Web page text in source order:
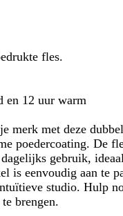
fles.
en 12 uur warm
merk met deze
poedercoating. De
gebruik,
is eenvoudig aan te
studio. Hulp
brengen.